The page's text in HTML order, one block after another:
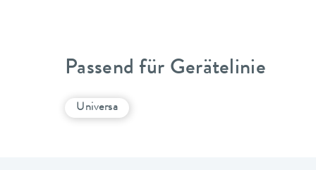
Passend für Gerätelinie
Universa